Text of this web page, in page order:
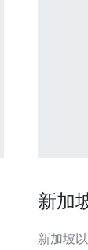
新加
新加坡